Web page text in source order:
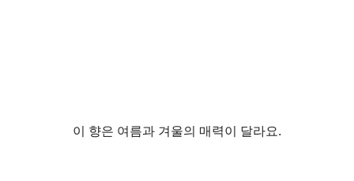
이 향은 여름과 겨울의 매력이 달라요.